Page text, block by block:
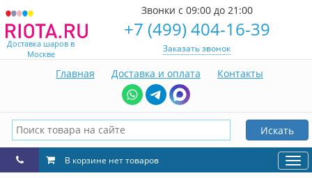
Доставка шаров в
Москве
Звонки с 09:00 до 21:00
+7 (499) 404-16-39
Заказать звонок
Главная Доставка и оплата Контакты
Искать
В корзине нет товаров